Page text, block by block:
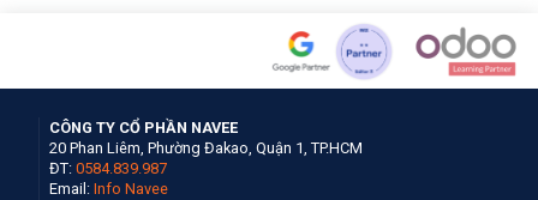
CÔNG TY CỔ PHẦN NAVEE
20 Phan Liêm, Phường Đakao, Quận 1, TP.HCM
ĐT: 0584.839.987
Email: Info Navee